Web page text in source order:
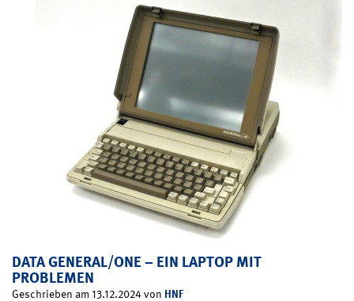
DATA GENERAL/ONE – EIN LAPTOP MIT
PROBLEMEN
Geschrieben am 13.12.2024 von HNF